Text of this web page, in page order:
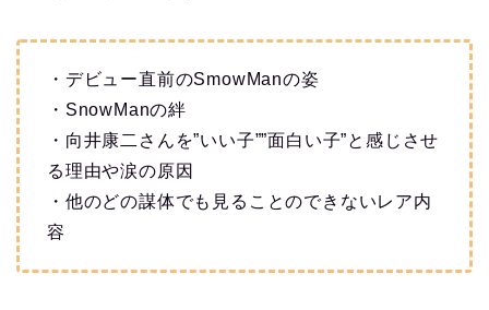
・デビュー直前のSmowManの姿
・SnowManの絆
・向井康二さんを”いい子””面白い子”と感じさせ
る理由や涙の原因
・他のどの謀体でも見ることのできないレア内
容